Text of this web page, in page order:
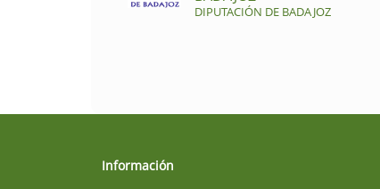
DIPUTACIÓN DE BADAJOZ
Información